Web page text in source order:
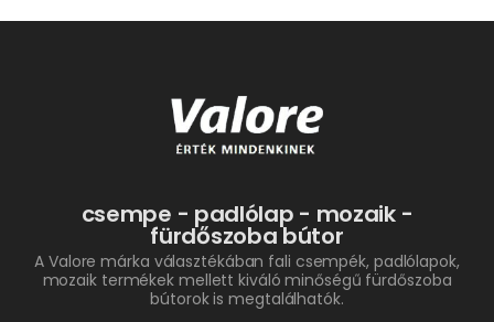
csempe - padlólap - mozaik -
fürdőszoba bútor
A Valore márka választékában fali csempék, padlólapok,
mozaik termékek mellett kiváló minőségű fürdőszoba
bútorok is megtalálhatók.